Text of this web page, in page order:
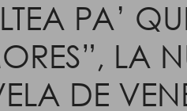
PA’
LA
DE